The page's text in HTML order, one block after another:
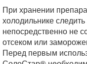
При хранении
холодильнике
непосредственно не
отсеком или
Перед первым